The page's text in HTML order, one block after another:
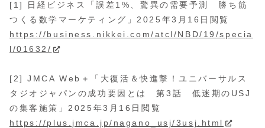
[1] 日経ビジネス「誤差1%、驚異の需要予測 勝ち筋
つくる数学マーケティング」2025年3月16日閲覧
https://business.nikkei.com/atcl/NBD/19/specia
l/01632/
[2] JMCA Web＋「大復活＆快進撃！ユニバーサルス
タジオジャパンの成功要因とは 第3話 低迷期のUSJ
の集客施策」2025年3月16日閲覧
https://plus.jmca.jp/nagano_usj/3usj.html